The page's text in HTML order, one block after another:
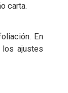
carta.
En
ajustes